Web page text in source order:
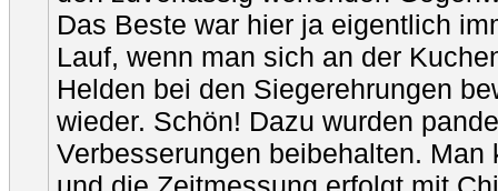
Das Beste war hier ja eigentlich
Lauf, wenn man sich an der
Helden bei den Siegerehrungen
wieder. Schön! Dazu wurden
Verbesserungen beibehalten.